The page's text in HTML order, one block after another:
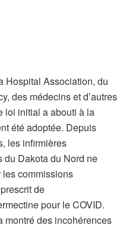
Hospital Association, du
des médecins et d’autres
loi initial a abouti à la
été adoptée. Depuis
les infirmières
du Dakota du Nord ne
commissions
de
pour le COVID.
montré des incohérences